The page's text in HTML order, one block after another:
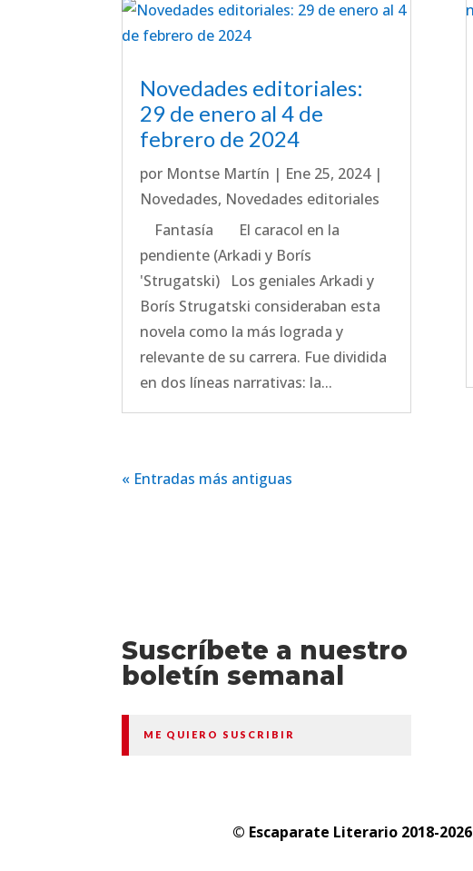
Novedades editoriales:
29 de enero al 4 de
febrero de 2024
por Montse Martín | Ene 25, 2024|
Novedades, Novedades editoriales
Fantasía El caracol en la
pendiente (Arkadi y Borís
'Strugatski) Los geniales Arkadi y
Borís Strugatski consideraban esta
novela como la más lograda y
relevante de su carrera. Fue dividida
en dos líneas narrativas: la...
« Entradas más antiguas
Suscríbete a nuestro
boletín semanal
ME QUIERO SUSCRIBIR
© Escaparate Literario 2018-2026